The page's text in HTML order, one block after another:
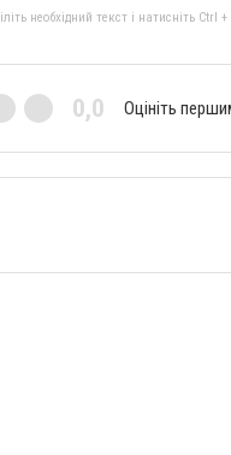
необхідний текст і натисніть Ctrl
0,0 Оцініть